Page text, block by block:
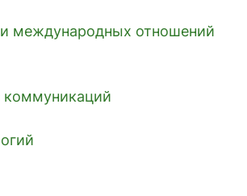
международных отношений
коммуникаций